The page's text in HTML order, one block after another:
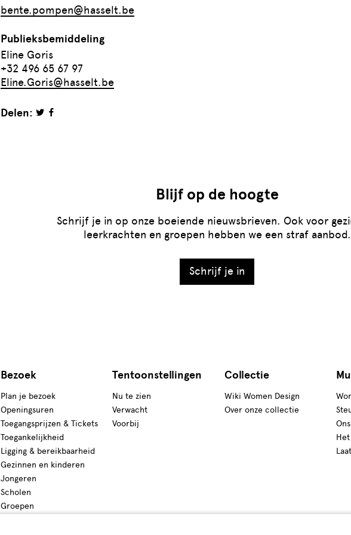
bente.pompen@hasselt.be
Publieksbemiddeling
Eline Goris
+32 496 65 67 97
Eline.Goris@hasselt.be
Delen:
Blijf op de hoogte
Schrijf je in op onze boeiende nieuwsbrieven. Ook voor
leerkrachten en groepen hebben we een straf aanbod.
Schrijf je in
Bezoek
Plan je bezoek
Openingsuren
Toegangsprijzen & Tickets
Toegankelijkheid
Ligging & bereikbaarheid
Gezinnen en kinderen
Jongeren
Scholen
Groepen
Tentoonstellingen
Nu te zien
Verwacht
Voorbij
Collectie
Wiki Women Design
Over onze collectie